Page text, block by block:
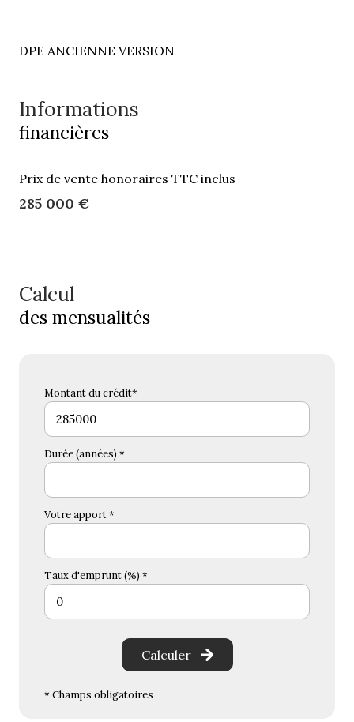
DPE ANCIENNE VERSION
Informations
financières
Prix de vente honoraires TTC inclus
285 000 €
Calcul
des mensualités
Montant du crédit*
Durée (années) *
Votre apport *
Taux d'emprunt (%) *
Calculer
* Champs obligatoires